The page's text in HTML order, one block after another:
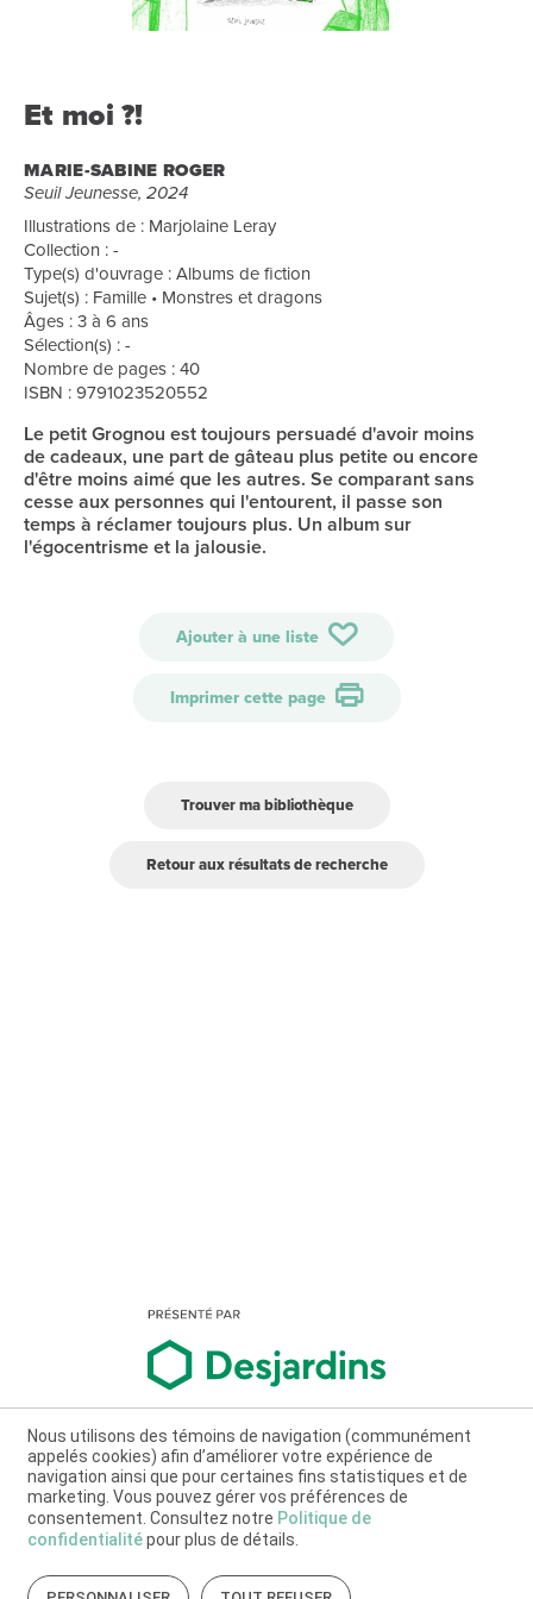
Et moi ?!
MARIE-SABINE ROGER
Seuil Jeunesse, 2024
Illustrations de : Marjolaine Leray
Collection : -
Type(s) d'ouvrage : Albums de fiction
Sujet(s) : Famille • Monstres et dragons
Âges : 3 à 6 ans
Sélection(s) : -
Nombre de pages : 40
ISBN : 9791023520552
Le petit Grognou est toujours persuadé d'avoir moins
de cadeaux, une part de gâteau plus petite ou encore
d'être moins aimé que les autres. Se comparant sans
cesse aux personnes qui l'entourent, il passe son
temps à réclamer toujours plus. Un album sur
l'égocentrisme et la jalousie.
Ajouter à une liste
Imprimer cette page
Trouver ma bibliothèque
Retour aux résultats de recherche
Nous utilisons des témoins de navigation (communément
appelés cookies) afin d’améliorer votre expérience de
navigation ainsi que pour certaines fins statistiques et de
marketing. Vous pouvez gérer vos préférences de
consentement. Consultez notre Politique de
confidentialitépour plus de détails.